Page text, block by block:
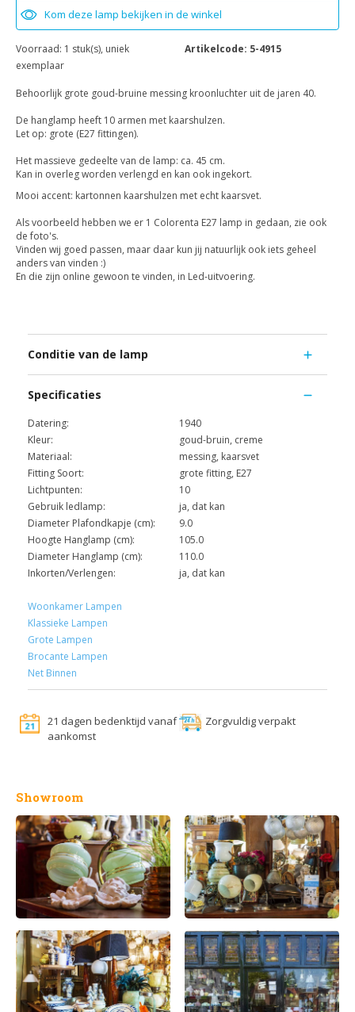
Kom deze lamp bekijken in de winkel
Voorraad: 1 stuk(s), uniek
exemplaar
Artikelcode: 5-4915
Behoorlijk grote goud-bruine messing kroonluchter uit de jaren 40.
De hanglamp heeft 10 armen met kaarshulzen.
Let op: grote (E27 fittingen).
Het massieve gedeelte van de lamp: ca. 45 cm.
Kan in overleg worden verlengd en kan ook ingekort.
Mooi accent: kartonnen kaarshulzen met echt kaarsvet.
Als voorbeeld hebben we er 1 Colorenta E27 lamp in gedaan, zie ook
de foto's.
Vinden wij goed passen, maar daar kun jij natuurlijk ook iets geheel
anders van vinden :)
En die zijn online gewoon te vinden, in Led-uitvoering.
Conditie van de lamp
Specificaties
Datering:
1940
Kleur:
goud-bruin, creme
Materiaal:
messing, kaarsvet
Fitting Soort:
grote fitting, E27
Lichtpunten:
10
Gebruik ledlamp:
ja, dat kan
Diameter Plafondkapje (cm):
9.0
Hoogte Hanglamp (cm):
105.0
Diameter Hanglamp (cm):
110.0
Inkorten/Verlengen:
ja, dat kan
Woonkamer Lampen
Klassieke Lampen
Grote Lampen
Brocante Lampen
Net Binnen
21 dagen bedenktijd vanaf
aankomst
Zorgvuldig verpakt
Showroom